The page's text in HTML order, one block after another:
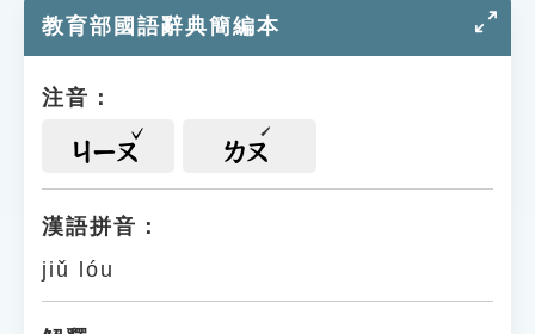
單字索引
遊戲專區
貓頭鷹博士
教育部國語辭典簡編本
注音：
ㄐㄧㄡ ㄌㄡ
漢語拼音：
jiǔ lóu